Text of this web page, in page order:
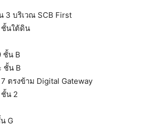
3 บริเวณ SCB First
ชั้นใต้ดิน
ชั้น B
ชั้น B
ตรงข้าม Digital Gateway
น 2
G